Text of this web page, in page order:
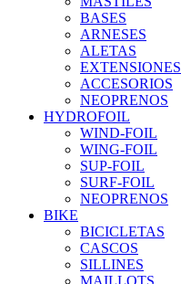
BASES
ARNESES
ALETAS
EXTENSIONES
ACCESORIOS
NEOPRENOS
HYDROFOIL
WIND-FOIL
WING-FOIL
SUP-FOIL
SURF-FOIL
NEOPRENOS
BIKE
BICICLETAS
CASCOS
SILLINES
MAILLOTS